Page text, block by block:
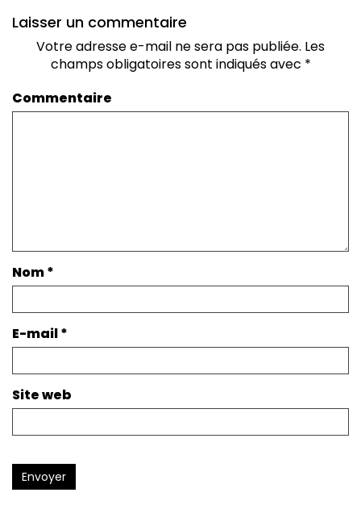
Laisser un commentaire
Votre adresse e-mail ne sera pas publiée. Les
champs obligatoires sont indiqués avec *
Commentaire
Nom*
E-mail*
Site web
Envoyer